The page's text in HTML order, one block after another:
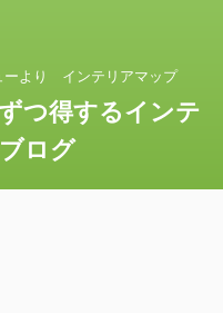
ーより インテリアマップ
つ得するインテ
ログ